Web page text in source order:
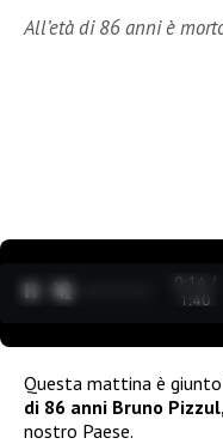
All’età di 86 anni è
0:15 /
1:40
Questa mattina è
di 86 anni Bruno Pizzul,
nostro Paese.